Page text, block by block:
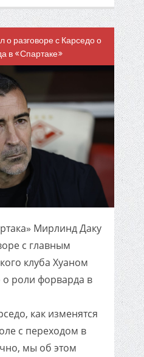
о разговоре с Карседо о
в «Спартаке»
Мирлинд Даку
с главным
клуба Хуаном
роли форварда в
как изменятся
с переходом в
мы об этом